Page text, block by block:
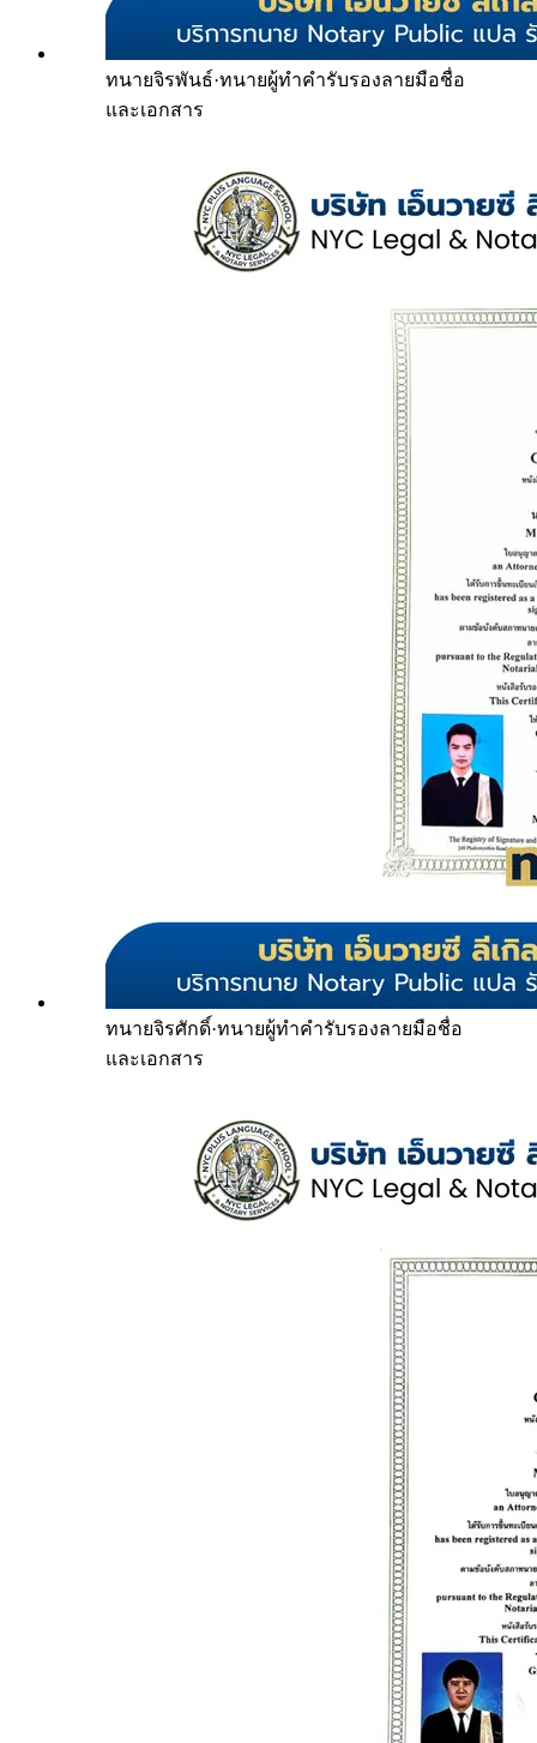
ทนายจิรพันธ์·ทนายผู้ทำคำรับรองลายมือชื่อ
และเอกสาร
ทนายจิรศักดิ์·ทนายผู้ทำคำรับรองลายมือชื่อ
และเอกสาร